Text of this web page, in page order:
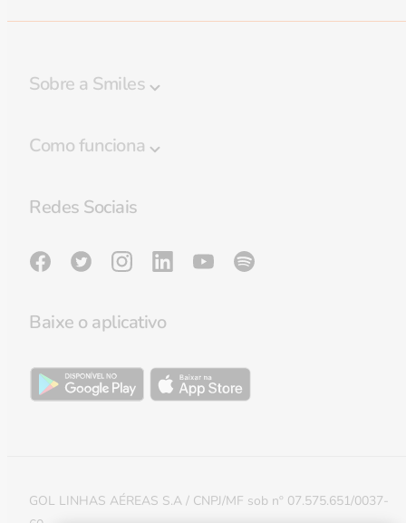
Sobre a Smiles
Política de privacidade
Sala de imprensa
Milhas do Bem
Como funciona
Lounge GOL Smiles
Reativar milhas
Transferir milhas entre contas
Redes Sociais
Baixe o aplicativo
GOL LINHAS AÉREAS S.A / CNPJ/MF sob nº 07.575.651/0037-